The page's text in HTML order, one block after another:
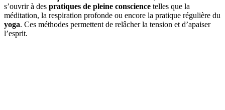
s’ouvrir à des pratiques de pleine conscience telles que la
méditation, la respiration profonde ou encore la pratique régulière du
yoga. Ces méthodes permettent de relâcher la tension et d’apaiser
l’esprit.